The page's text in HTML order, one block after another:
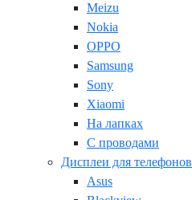
Meizu
Nokia
OPPO
Samsung
Sony
Xiaomi
На лапках
С проводами
Дисплеи для телефонов
Asus